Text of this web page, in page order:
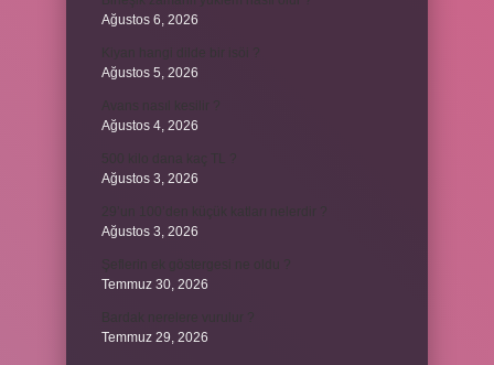
Ağustos 6, 2026
Ağustos 5, 2026
Ağustos 4, 2026
Ağustos 3, 2026
Ağustos 3, 2026
Temmuz 30, 2026
Temmuz 29, 2026